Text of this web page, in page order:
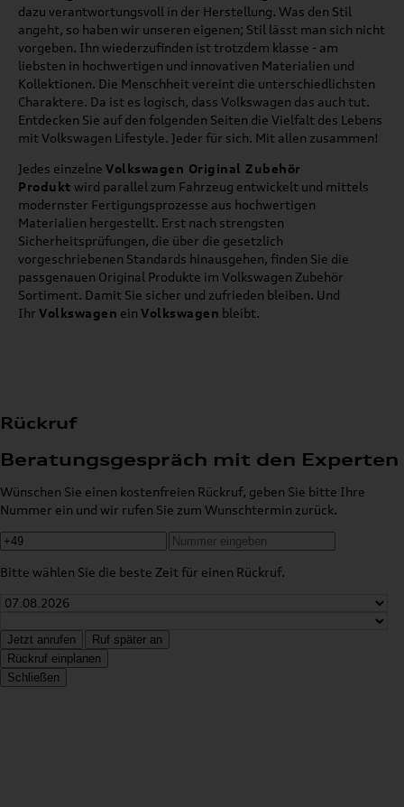
dazu verantwortungsvoll in der Herstellung. Was den Stil
angeht, so haben wir unseren eigenen; Stil lässt man sich nicht
vorgeben. Ihn wiederzufinden ist trotzdem klasse - am
liebsten in hochwertigen und innovativen Materialien und
Kollektionen. Die Menschheit vereint die unterschiedlichsten
Charaktere. Da ist es logisch, dass Volkswagen das auch tut.
Entdecken Sie auf den folgenden Seiten die Vielfalt des Lebens
mit Volkswagen Lifestyle. Jeder für sich. Mit allen zusammen!
Jedes einzelne Volkswagen Original Zubehör
Produkt wird parallel zum Fahrzeug entwickelt und mittels
modernster Fertigungsprozesse aus hochwertigen
Materialien hergestellt. Erst nach strengsten
Sicherheitsprüfungen, die über die gesetzlich
vorgeschriebenen Standards hinausgehen, finden Sie die
passgenauen Original Produkte im Volkswagen Zubehör
Sortiment. Damit Sie sicher und zufrieden bleiben. Und
Ihr Volkswagen ein Volkswagen bleibt.
Rückruf
Beratungsgespräch mit den Experten
Wünschen Sie einen kostenfreien Rückruf, geben Sie bitte Ihre
Nummer ein und wir rufen Sie zum Wunschtermin zurück.
Bitte wählen Sie die beste Zeit für einen Rückruf.
Jetzt anrufen
Ruf später an
Rückruf einplanen
Schließen